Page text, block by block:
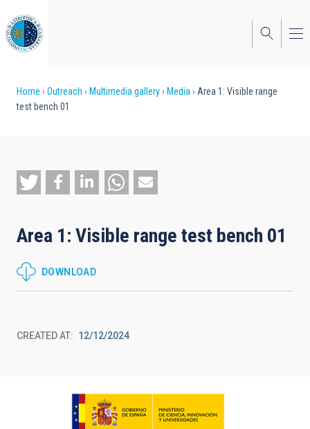
to
main
content
Breadcrumb
Home Outreach Multimedia gallery Media
Area 1: Visible range
test bench 01
Area 1: Visible range test bench 01
DOWNLOAD
CREATED AT 12/12/2024